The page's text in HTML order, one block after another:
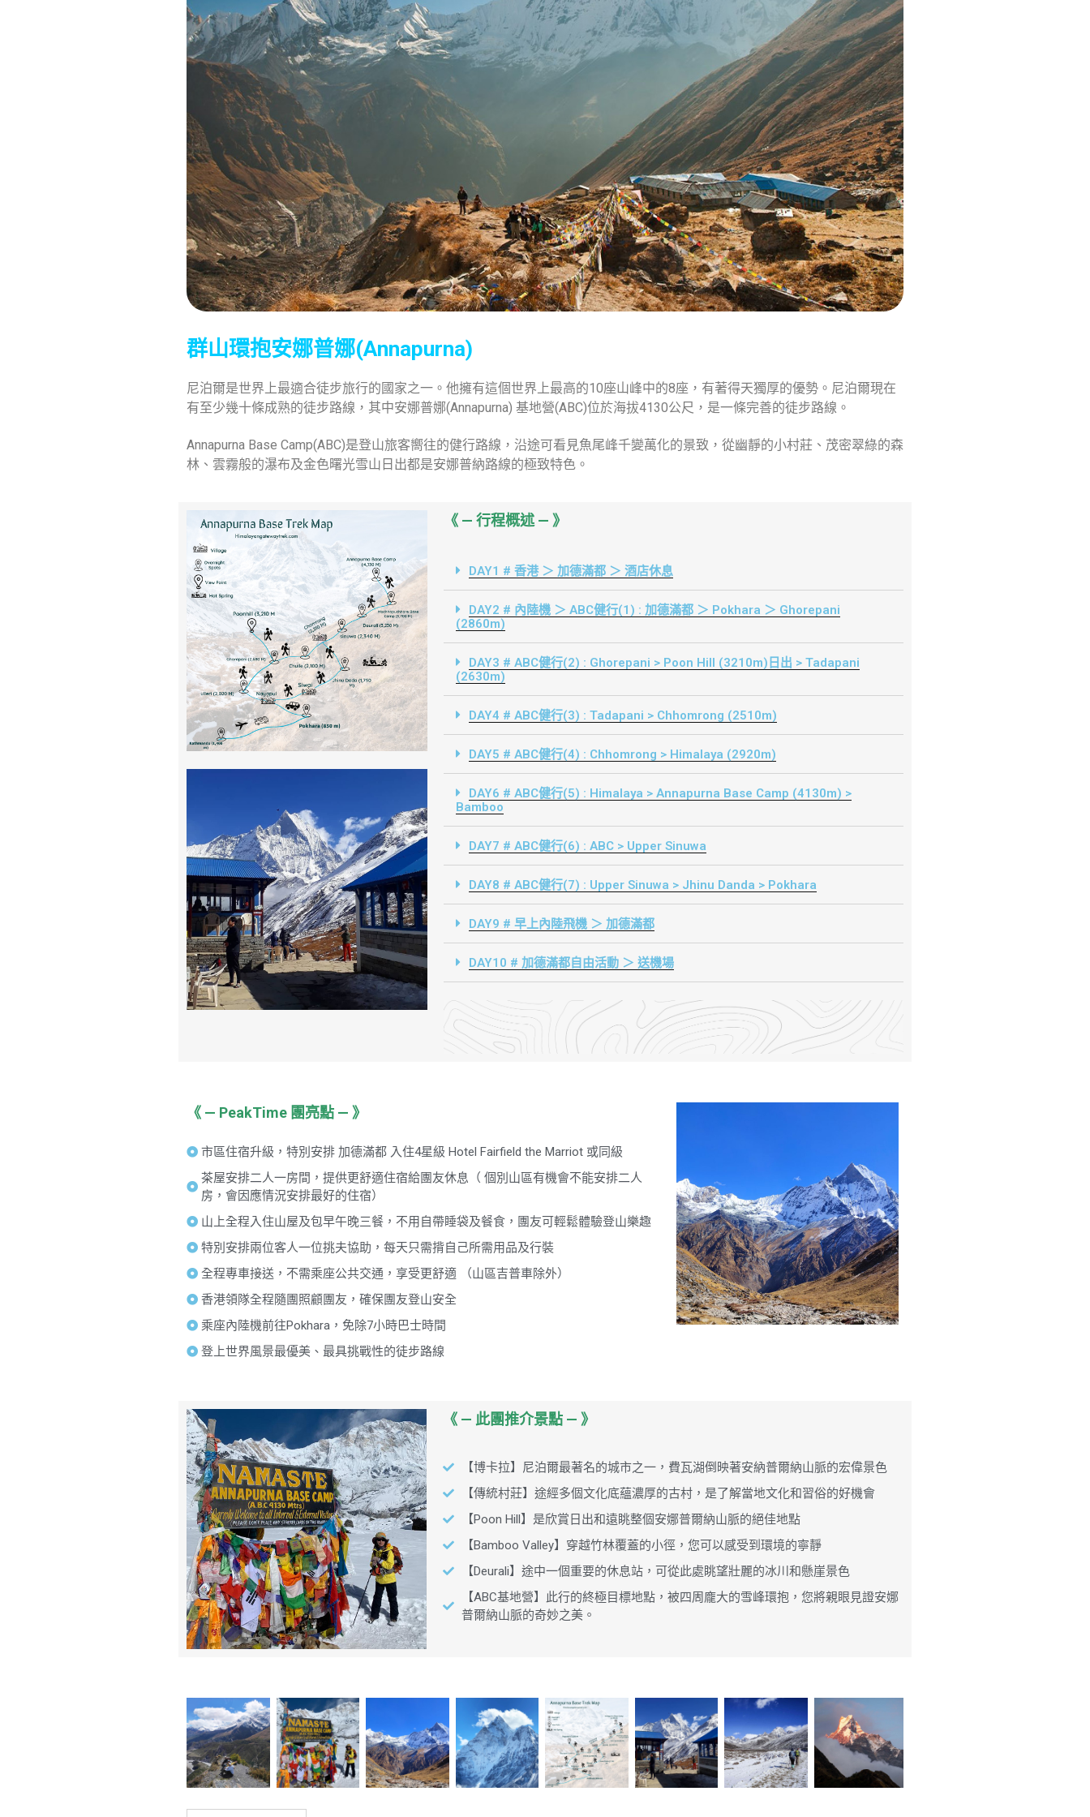
群山環抱安娜普娜(Annapurna)
尼泊爾是世界上最適合徒步旅行的國家之一。他擁有這個世界上最高的10座山峰中的8座，有著得天獨厚的優勢。尼泊爾現在
有至少幾十條成熟的徒步路線，其中安娜普娜(Annapurna) 基地營(ABC)位於海拔4130公尺，是一條完善的徒步路線。
Annapurna Base Camp(ABC)是登山旅客嚮往的健行路線，沿途可看見魚尾峰千變萬化的景致，從幽靜的小村莊、茂密翠綠的森
林、雲霧般的瀑布及金色曙光雪山日出都是安娜普納路線的極致特色。
《 — 行程概述 — 》
DAY1 # 香港 ＞ 加德滿都 ＞ 酒店休息
DAY2 # 內陸機 ＞ ABC健行(1) : 加德滿都 ＞ Pokhara ＞ Ghorepani
(2860m)
DAY3 # ABC健行(2) : Ghorepani > Poon Hill (3210m)日出 > Tadapani
(2630m)
DAY4 # ABC健行(3) : Tadapani > Chhomrong (2510m)
DAY5 # ABC健行(4) : Chhomrong > Himalaya (2920m)
DAY6 # ABC健行(5) : Himalaya > Annapurna Base Camp (4130m) >
Bamboo
DAY7 # ABC健行(6) : ABC > Upper Sinuwa
DAY8 # ABC健行(7) : Upper Sinuwa > Jhinu Danda > Pokhara
DAY9 # 早上內陸飛機 ＞ 加德滿都
DAY10 # 加德滿都自由活動 ＞ 送機場
《 — PeakTime 團亮點 — 》
市區住宿升級，特別安排 加德滿都 入住4星級 Hotel Fairfield the Marriot 或同級
茶屋安排二人一房間，提供更舒適住宿給團友休息（ 個別山區有機會不能安排二人
房，會因應情況安排最好的住宿）
山上全程入住山屋及包早午晚三餐，不用自帶睡袋及餐食，團友可輕鬆體驗登山樂趣
特別安排兩位客人一位挑夫協助，每天只需揹自己所需用品及行裝
全程專車接送，不需乘座公共交通，享受更舒適 （山區吉普車除外）
香港領隊全程隨團照顧團友，確保團友登山安全
乘座內陸機前往Pokhara，免除7小時巴士時間
登上世界風景最優美、最具挑戰性的徒步路線
《 — 此團推介景點 — 》
【博卡拉】尼泊爾最著名的城市之一，費瓦湖倒映著安納普爾納山脈的宏偉景色
【傳統村莊】途經多個文化底蘊濃厚的古村，是了解當地文化和習俗的好機會
【Poon Hill】是欣賞日出和遠眺整個安娜普爾納山脈的絕佳地點
【Bamboo Valley】穿越竹林覆蓋的小徑，您可以感受到環境的寧靜
【Deurali】途中一個重要的休息站，可從此處眺望壯麗的冰川和懸崖景色
【ABC基地營】此行的終極目標地點，被四周龐大的雪峰環抱，您將親眼見證安娜
普爾納山脈的奇妙之美。